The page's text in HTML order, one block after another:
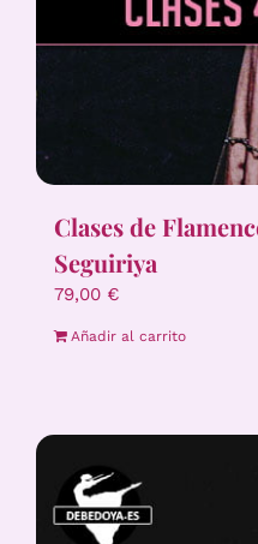
Clases de
Seguiriya
79,00 €
Añadir al carrito